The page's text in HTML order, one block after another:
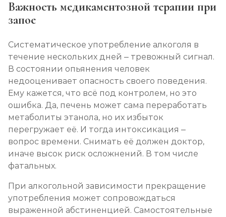
Важность медикаментозной терапии при
запое
Систематическое употребление алкоголя в
течение нескольких дней – тревожный сигнал.
В состоянии опьянения человек
недооценивает опасность своего поведения.
Ему кажется, что всё под контролем, но это
ошибка. Да, печень может сама переработать
метаболиты этанола, но их избыток
перегружает её. И тогда интоксикация –
вопрос времени. Снимать её должен доктор,
иначе высок риск осложнений. В том числе
фатальных.
При алкогольной зависимости прекращение
употребления может сопровождаться
выраженной абстиненцией. Самостоятельные